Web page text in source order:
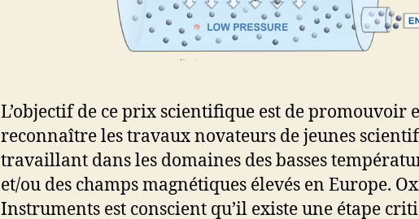
L’objectif de ce prix scientifique est de promouvoir
reconnaître les travaux novateurs de jeunes
travaillant dans les domaines des basses
et/ou des champs magnétiques élevés en Europe.
Instruments est conscient qu’il existe une étape